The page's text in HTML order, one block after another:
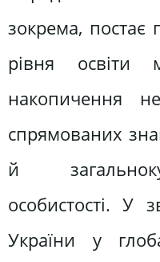
зокрема,
рівня освіти
накопичення
спрямованих
й
особистості. У
України у